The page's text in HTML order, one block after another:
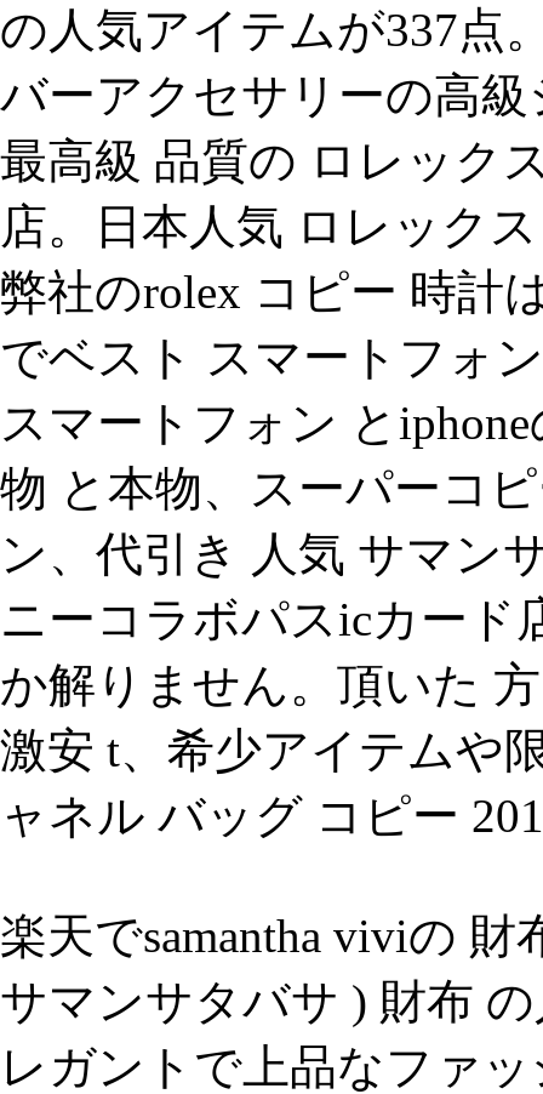
の人気アイテムが337点
バーアクセサリーの高
最高級 品質の ロレック
店。日本人気 ロレック
弊社のrolex コピー 時計
でベスト スマートフォ
スマートフォン と
物 と本物、スーパーコ
ン、代引き 人気 サマン
ニーコラボパスicカード
か解りません。頂いた
激安 t、希少アイテムや
ャネル バッグ コピー
楽天でsamantha viviの 財
サマンサタバサ ) 財布
レガントで上品なファ